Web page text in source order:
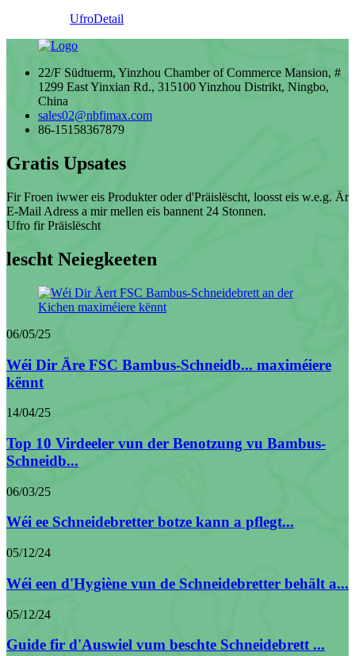
UfroDetail
22/F Südtuerm, Yinzhou Chamber of Commerce Mansion, #
1299 East Yinxian Rd., 315100 Yinzhou Distrikt, Ningbo,
China
sales02@nbfimax.com
86-15158367879
Gratis Upsates
Fir Froen iwwer eis Produkter oder d'Präislëscht, loosst eis w.e.g. Är
E-Mail Adress a mir mellen eis bannent 24 Stonnen.
Ufro fir Präislëscht
lescht Neiegkeeten
06/05/25
Wéi Dir Äre FSC Bambus-Schneidb... maximéiere
kënnt
14/04/25
Top 10 Virdeeler vun der Benotzung vu Bambus-
Schneidb...
06/03/25
Wéi ee Schneidebretter botze kann a pflegt...
05/12/24
Wéi een d'Hygiène vun de Schneidebretter behält a...
05/12/24
Guide fir d'Auswiel vum beschte Schneidebrett ...